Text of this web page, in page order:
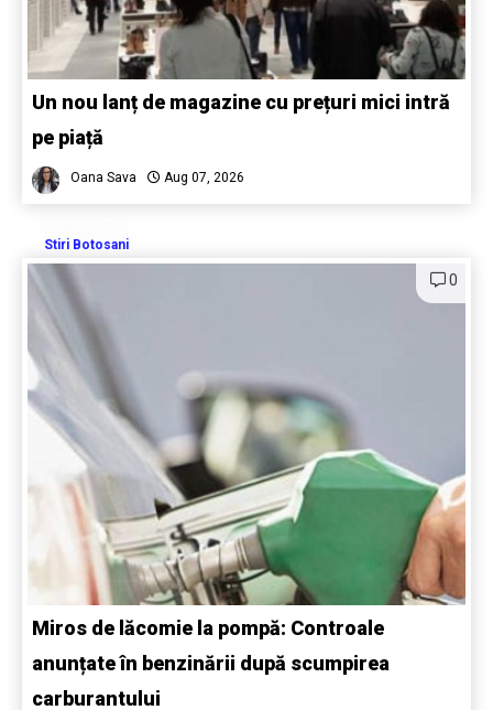
Un nou lanț de magazine cu prețuri mici intră
pe piață
Oana Sava Aug 07, 2026
Stiri Botosani
0
Miros de lăcomie la pompă: Controale
anunțate în benzinării după scumpirea
carburantului